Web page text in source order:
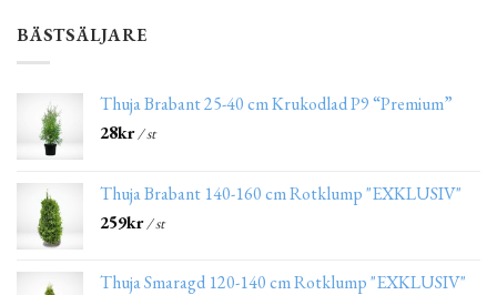
BÄSTSÄLJARE
Thuja Brabant 25-40 cm Krukodlad P9 “Premium”
28kr/ st
Thuja Brabant 140-160 cm Rotklump "EXKLUSIV"
259kr/ st
Thuja Smaragd 120-140 cm Rotklump "EXKLUSIV"